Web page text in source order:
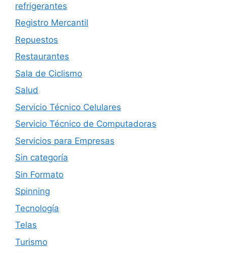
refrigerantes
Registro Mercantil
Repuestos
Restaurantes
Sala de Ciclismo
Salud
Servicio Técnico Celulares
Servicio Técnico de Computadoras
Servicios para Empresas
Sin categoría
Sin Formato
Spinning
Tecnología
Telas
Turismo